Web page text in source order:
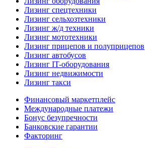
Лизинг спецтехники
Лизинг сельхозтехники
Лизинг ж/д техники
Лизинг мототехники
Лизинг прицепов и полуприцепов
Лизинг автобусов
Лизинг IT-оборудования
Лизинг недвижимости
Лизинг такси
Финансовый маркетплейс
Международные платежи
Бонус безупречности
Банковские гарантии
Факторинг